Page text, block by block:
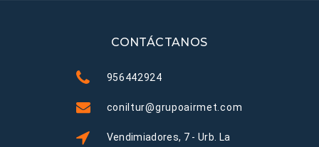
CONTÁCTANOS
956442924
coniltur@grupoairmet.com
Vendimiadores, 7 - Urb. La